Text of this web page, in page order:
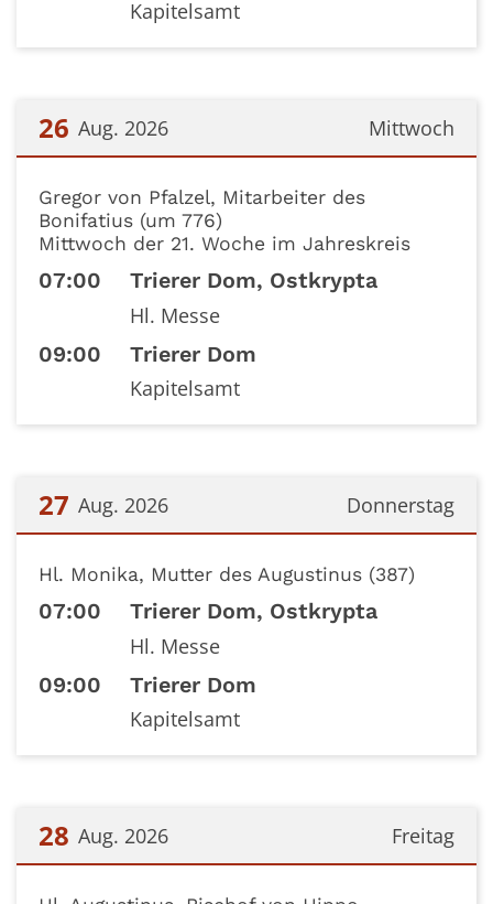
Kapitelsamt
Mittwoch
26 Aug. 2026
Gregor von Pfalzel, Mitarbeiter des
Bonifatius (um 776)
Mittwoch der 21. Woche im Jahreskreis
07:00 Trierer Dom, Ostkrypta
Hl. Messe
09:00 Trierer Dom
Kapitelsamt
Donnerstag
27 Aug. 2026
Hl. Monika, Mutter des Augustinus (387)
07:00 Trierer Dom, Ostkrypta
Hl. Messe
09:00 Trierer Dom
Kapitelsamt
Freitag
28 Aug. 2026